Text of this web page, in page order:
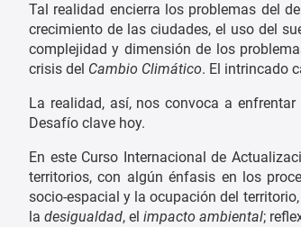
Tal realidad encierra los problemas del
crecimiento de las ciudades, el uso del
complejidad y dimensión de los
crisis del Cambio Climático. El intrincado
La realidad, así, nos convoca a
Desafío clave hoy.
En este Curso Internacional de
territorios, con algún énfasis en los
socio-espacial y la ocupación del
ladesigualdad, elimpacto ambiental;